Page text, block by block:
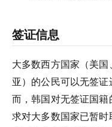
签证信息
大多数西方国家（美
亚）的公民可以无签
而，韩国对无签证国
求对大多数国家已暂